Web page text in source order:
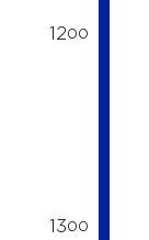
1200
1300